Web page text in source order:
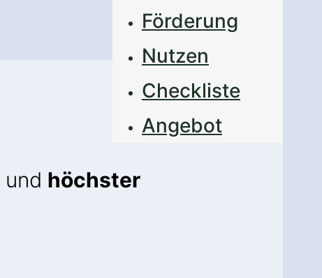
Förderung
Nutzen
Checkliste
Angebot
und höchster